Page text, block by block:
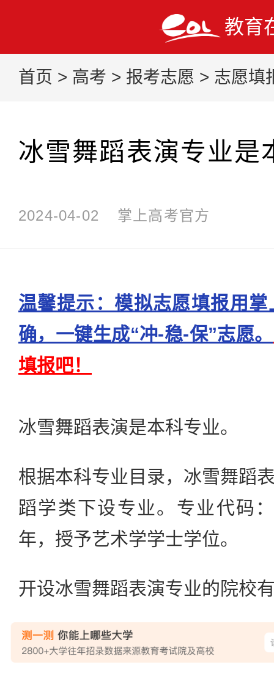
教育
首页 > 高考 > 报考志愿 > 志愿填
冰雪舞蹈表演专业是
2024-04-02 掌上高考官方
温馨提示：模拟志愿填报用
确，一键生成“冲-稳-保”志愿。
填报吧！
冰雪舞蹈表演是本科专业。
根据本科专业目录，冰雪舞蹈
蹈学类下设专业。专业代码
年，授予艺术学学士学位。
开设冰雪舞蹈表演专业的院校